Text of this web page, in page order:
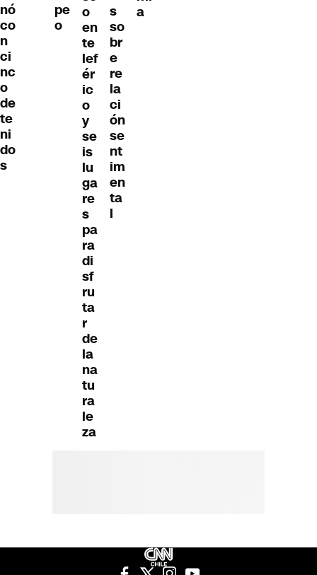
nó
co
n
ci
nc
o
de
te
ni
do
s
pe
o
o
en
te
lef
ér
ic
o
y
se
is
lu
ga
re
s
pa
ra
di
sf
ru
ta
r
de
la
na
tu
ra
le
za
s
so
br
e
re
la
ci
ón
se
nt
im
en
ta
l
a